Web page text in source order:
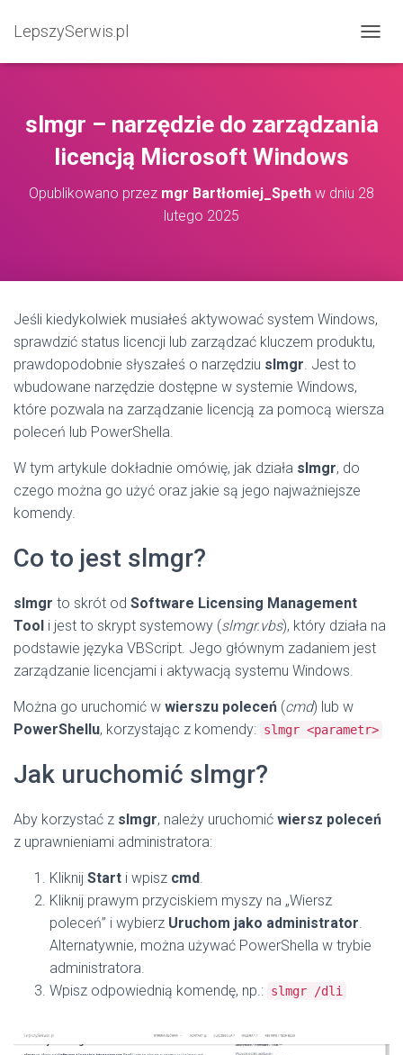
LepszySerwis.pl
slmgr – narzędzie do zarządzania
licencją Microsoft Windows
Opublikowano przez mgr Bartłomiej_Speth w dniu 28
lutego 2025
Jeśli kiedykolwiek musiałeś aktywować system Windows,
sprawdzić status licencji lub zarządzać kluczem produktu,
prawdopodobnie słyszałeś o narzędziu slmgr. Jest to
wbudowane narzędzie dostępne w systemie Windows,
które pozwala na zarządzanie licencją za pomocą wiersza
poleceń lub PowerShella.
W tym artykule dokładnie omówię, jak działa slmgr, do
czego można go użyć oraz jakie są jego najważniejsze
komendy.
Co to jest slmgr?
slmgr to skrót od Software Licensing Management
Tool i jest to skrypt systemowy (slmgr.vbs), który działa na
podstawie języka VBScript. Jego głównym zadaniem jest
zarządzanie licencjami i aktywacją systemu Windows.
Można go uruchomić w wierszu poleceń (cmd) lub w
PowerShellu, korzystając z komendy: slmgr <parametr>
Jak uruchomić slmgr?
Aby korzystać z slmgr, należy uruchomić wiersz poleceń
z uprawnieniami administratora:
Kliknij Start i wpisz cmd.
Kliknij prawym przyciskiem myszy na „Wiersz
poleceń” i wybierz Uruchom jako administrator.
Alternatywnie, można używać PowerShella w trybie
administratora.
Wpisz odpowiednią komendę, np.: slmgr /dli